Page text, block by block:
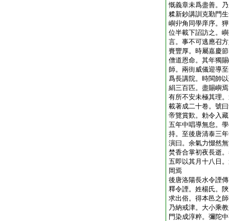
慨義章未爲盡善。
糅新鈔講訓克勤門
嶼丱角同學庠序。
位半載下詔訪之。
言。事不可逃應召
賚豐厚。時屬嘉慶
僧道恩命。其年獨
師。兩街威儀迎導
爲長講院。時閩帥
絹三百匹。盡賜嶼
有所不安未極其理
載著成二十卷。號
帝覽賞歎。勅令入
五年中唱導無怠。
持。至後唐清泰三
演曰。余氣力惙然
焚香合掌初夜長逝
五即以其月十八日
岡焉
後唐洛陽長水令諲傳
釋令諲。姓楊氏。
求出俗。得本邑之
乃納戒津。大小乘
門染成淳粹。彌陀